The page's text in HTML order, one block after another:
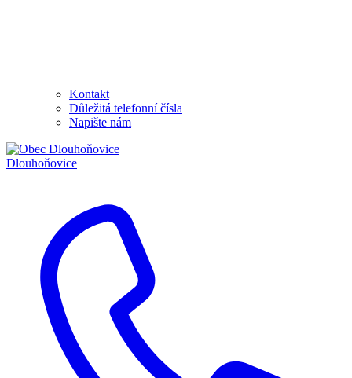
Kontakt
Důležitá telefonní čísla
Napište nám
Dlouhoňovice